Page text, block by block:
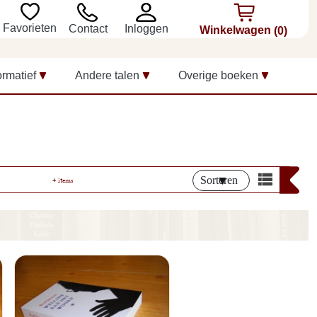
Favorieten Contact Inloggen Winkelwagen (0)
Andere talen Overige boeken
4 items Sorteren